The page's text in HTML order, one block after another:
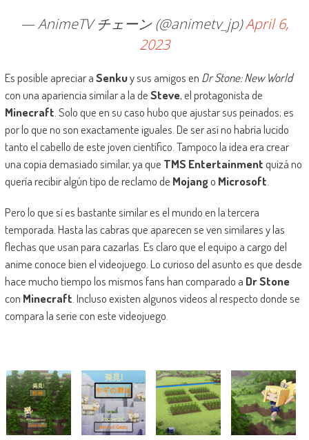
— AnimeTV チェーン (@animetv_jp)April 6,
2023
Es posible apreciar aSenkuy sus amigos en Dr Stone: New World
con una apariencia similar a la deSteve, el protagonista de
Minecraft . Solo que en su caso hubo que ajustar sus peinados; es
por lo que no son exactamente iguales. De ser así no habría lucido
tanto el cabello de este joven científico. Tampoco la idea era crear
una copia demasiado similar, ya que TMS Entertainmentquizá no
quería recibir algún tipo de reclamo de Mojango Microsoft
Pero lo que sí es bastante similar es el mundo en la tercera
temporada. Hasta las cabras que aparecen se ven similares y las
flechas que usan para cazarlas. Es claro que el equipo a cargo del
anime conoce bien el videojuego. Lo curioso del asunto es que desde
hace mucho tiempo los mismos fans han comparado a Dr Stone
con Minecraft . Incluso existen algunos videos al respecto donde se
compara la serie con este videojuego.